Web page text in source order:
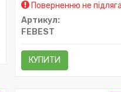
Поверненню не
Артикул:
FEBEST
КУПИТИ